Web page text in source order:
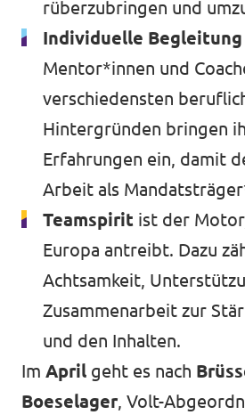
rüberzubringen und
Individuelle Begleitung
Mentor*innen und
verschiedensten
Hintergründen bringen
Erfahrungen ein, damit
Arbeit als
Teamspirit ist der
Europa antreibt. Dazu
Achtsamkeit,
Zusammenarbeit zur
und den Inhalten.
Im April geht es nach
Boeselager, Volt-